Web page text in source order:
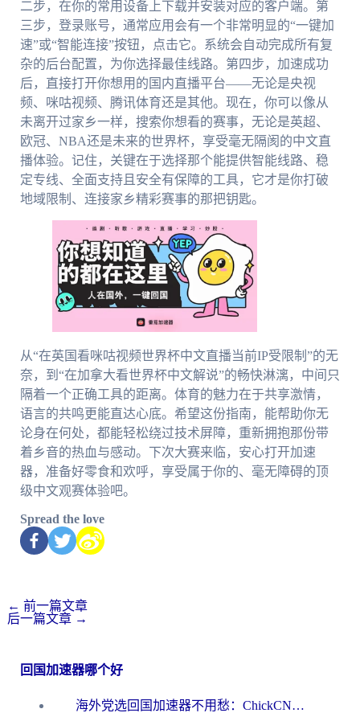
二步，在你的常用设备上下载并安装对应的客户端。第
三步，登录账号，通常应用会有一个非常明显的“一键加
速”或“智能连接”按钮，点击它。系统会自动完成所有复
杂的后台配置，为你选择最佳线路。第四步，加速成功
后，直接打开你想用的国内直播平台——无论是央视
频、咪咕视频、腾讯体育还是其他。现在，你可以像从
未离开过家乡一样，搜索你想看的赛事，无论是英超、
欧冠、NBA还是未来的世界杯，享受毫无隔阂的中文直
播体验。记住，关键在于选择那个能提供智能线路、稳
定专线、全面支持且安全有保障的工具，它才是你打破
地域限制、连接家乡精彩赛事的那把钥匙。
从“在英国看咪咕视频世界杯中文直播当前IP受限制”的无
奈，到“在加拿大看世界杯中文解说”的畅快淋漓，中间只
隔着一个正确工具的距离。体育的魅力在于共享激情，
语言的共鸣更能直达心底。希望这份指南，能帮助你无
论身在何处，都能轻松绕过技术屏障，重新拥抱那份带
着乡音的热血与感动。下次大赛来临，安心打开加速
器，准备好零食和欢呼，享受属于你的、毫无障碍的顶
级中文观赛体验吧。
Spread the love
← 前一篇文章
后一篇文章 →
回国加速器哪个好
海外党选回国加速器不用愁：ChickCN和洞见哪个好？一篇搞定所有疑问